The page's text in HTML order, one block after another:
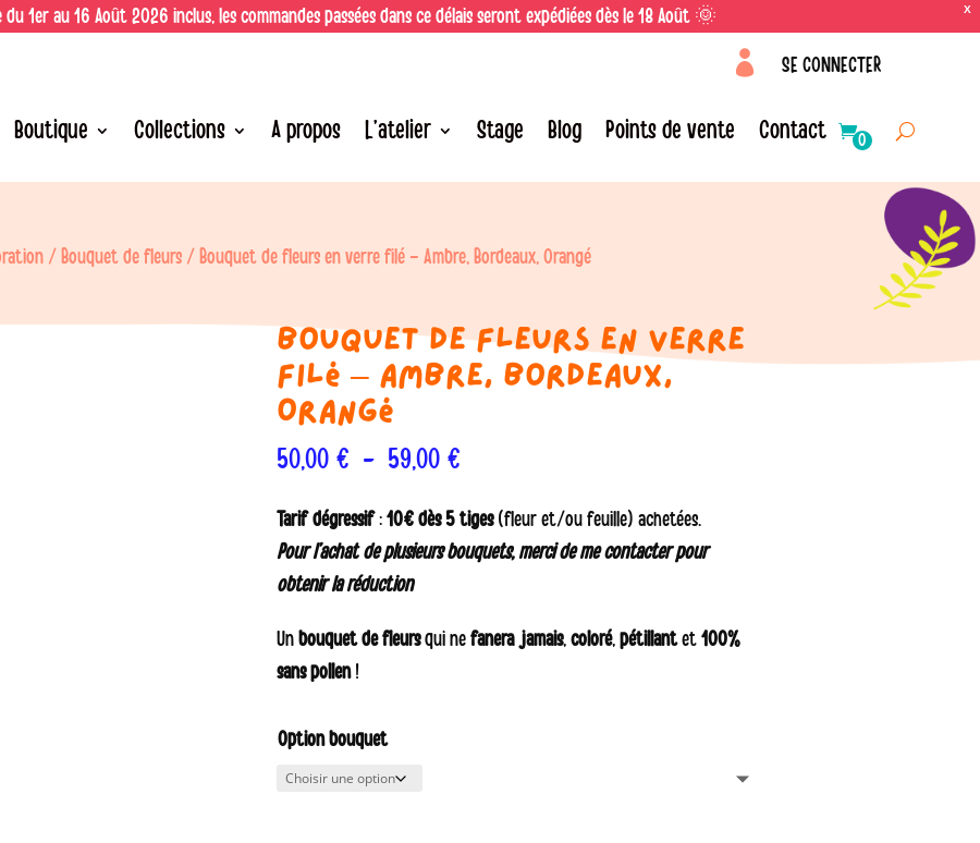
X
1er au 16 Août 2026 inclus, les commandes passées dans ce délais seront expédiées dès le 18 Août 🌞
 SE CONNECTER
Boutique Collections A propos L’atelier Stage Blog Points de vente Contact 0
/ Bouquet de fleurs/ Bouquet de fleurs en verre filé – Ambre, Bordeaux, Orangé
Bouquet de fleurs en verre
filé – Ambre, Bordeaux,
Orangé
50,00 € – 59,00 €Plage
prix :
50,00 €
Tarif dégressif: 10€ dès 5 tiges(fleur et/ou feuille) achetées.
Pour l’achat de plusieurs bouquets, merci de me contacter pour
obtenir la réduction
Un bouquet de fleursqui nefanera jamais, coloré, pétillantet 100%
sans pollen!
Option bouquet